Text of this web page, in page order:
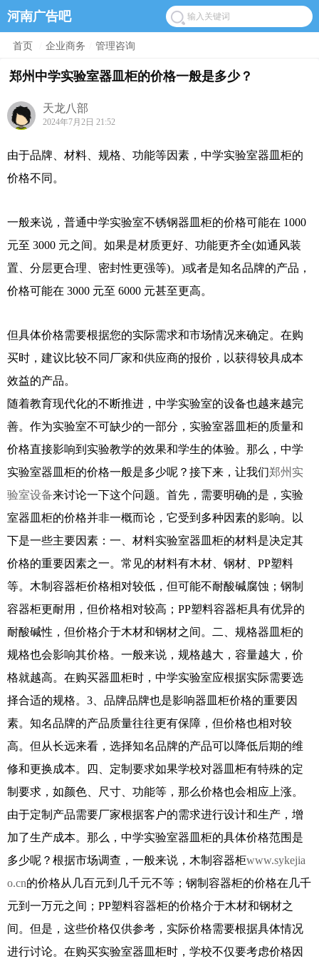
河南广告吧
首页 企业商务 管理咨询
郑州中学实验室器皿柜的价格一般是多少？
天龙八部
2024年7月2日 21:52
由于品牌、材料、规格、功能等因素，中学实验室器皿柜的
价格不同。
一般来说，普通中学实验室不锈钢器皿柜的价格可能在 1000
元至 3000 元之间。如果是材质更好、功能更齐全(如通风装
置、分层更合理、密封性更强等)。)或者是知名品牌的产品，
价格可能在 3000 元至 6000 元甚至更高。
但具体价格需要根据您的实际需求和市场情况来确定。在购
买时，建议比较不同厂家和供应商的报价，以获得较具成本
效益的产品。
随着教育现代化的不断推进，中学实验室的设备也越来越完
善。作为实验室不可缺少的一部分，实验室器皿柜的质量和
价格直接影响到实验教学的效果和学生的体验。那么，中学
实验室器皿柜的价格一般是多少呢？接下来，让我们郑州实
验室设备来讨论一下这个问题。首先，需要明确的是，实验
室器皿柜的价格并非一概而论，它受到多种因素的影响。以
下是一些主要因素：一、材料实验室器皿柜的材料是决定其
价格的重要因素之一。常见的材料有木材、钢材、PP塑料
等。木制容器柜价格相对较低，但可能不耐酸碱腐蚀；钢制
容器柜更耐用，但价格相对较高；PP塑料容器柜具有优异的
耐酸碱性，但价格介于木材和钢材之间。二、规格器皿柜的
规格也会影响其价格。一般来说，规格越大，容量越大，价
格就越高。在购买器皿柜时，中学实验室应根据实际需要选
择合适的规格。3、品牌品牌也是影响器皿柜价格的重要因
素。知名品牌的产品质量往往更有保障，但价格也相对较
高。但从长远来看，选择知名品牌的产品可以降低后期的维
修和更换成本。四、定制要求如果学校对器皿柜有特殊的定
制要求，如颜色、尺寸、功能等，那么价格也会相应上涨。
由于定制产品需要厂家根据客户的需求进行设计和生产，增
加了生产成本。那么，中学实验室器皿柜的具体价格范围是
多少呢？根据市场调查，一般来说，木制容器柜www.sykejia
o.cn的价格从几百元到几千元不等；钢制容器柜的价格在几千
元到一万元之间；PP塑料容器柜的价格介于木材和钢材之
间。但是，这些价格仅供参考，实际价格需要根据具体情况
进行讨论。在购买实验室器皿柜时，学校不仅要考虑价格因